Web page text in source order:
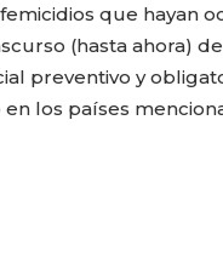
que hayan
(hasta ahora)
preventivo y
los países